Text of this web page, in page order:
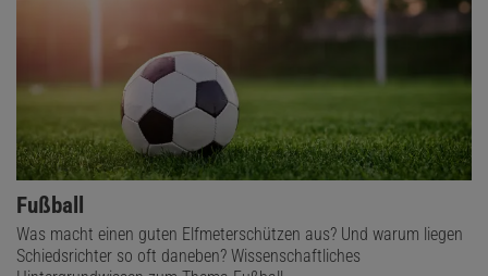
Fußball
Was macht einen guten Elfmeterschützen aus? Und warum liegen
Schiedsrichter so oft daneben? Wissenschaftliches